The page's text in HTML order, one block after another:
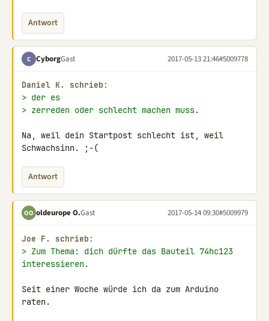
Antwort
C CyborgGast 2017-05-13 21:46#5009778
Daniel K. schrieb:
> der es
> zerreden oder schlecht machen muss.
Na, weil dein Startpost schlecht ist, weil
Schwachsinn. ;-(
Antwort
OO oldeurope O.Gast 2017-05-14 09:30#5009979
Joe F. schrieb:
> Zum Thema: dich dürfte das Bauteil 74hc123
interessieren.
Seit einer Woche würde ich da zum Arduino
raten.